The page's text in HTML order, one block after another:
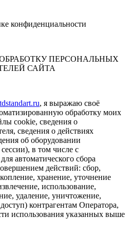
конфиденциальности
ПЕРСОНАЛЬНЫХ
САЙТА
, я выражаю своё
обработку моих
cookie, сведения о
сведения о действиях
об оборудовании
в том числе с
автоматического сбора
действий: сбор,
хранение, уточнение
использование,
удаление, уничтожение,
контрагентам Оператора,
использования указанных выше